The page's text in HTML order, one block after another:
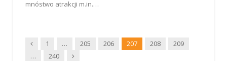
mnóstwo atrakcji m.in.…
Wstecz
1 … 205 206 207 208
209
…
240 Dalej